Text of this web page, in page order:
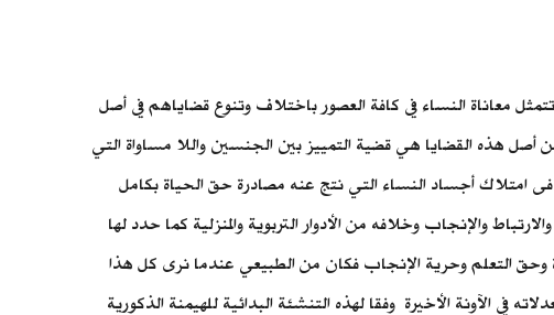
معاناة النساء في كافة العصور باختلاف وتنوع قضاياهم في أصل
أصل هذه القضايا هي قضية التمييز بين الجنسين واللا مساواة التي
امتلاك أجساد النساء التي نتج عنه مصادرة حق الحياة بكامل
والإنجاب وخلافه من الأدوار التربوية والمنزلية كما حدد لها
وحق التعلم وحرية الإنجاب فكان من الطبيعي عندما نرى كل هذا
الآونة الأخيرة وفقا لهذه التنشئة البدائية للهيمنة الذكورية